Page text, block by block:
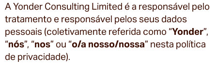
A Yonder Consulting Limited é a responsável pelo
tratamento e responsável pelos seus dados
pessoais (coletivamente referida como “Yonder”,
“nós”, “nos” ou “o/a nosso/nossa” nesta política
de privacidade).